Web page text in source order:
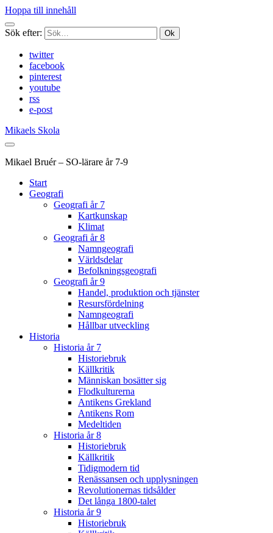
Hoppa till innehåll
Sök efter:
twitter
facebook
pinterest
youtube
rss
e-post
Mikaels Skola
Mikael Bruér – SO-lärare år 7-9
Start
Geografi
Geografi år 7
Kartkunskap
Klimat
Geografi år 8
Namngeografi
Världsdelar
Befolkningsgeografi
Geografi år 9
Handel, produktion och tjänster
Resursfördelning
Namngeografi
Hållbar utveckling
Historia
Historia år 7
Historiebruk
Källkritik
Människan bosätter sig
Flodkulturerna
Antikens Grekland
Antikens Rom
Medeltiden
Historia år 8
Historiebruk
Källkritik
Tidigmodern tid
Renässansen och upplysningen
Revolutionernas tidsålder
Det långa 1800-talet
Historia år 9
Historiebruk